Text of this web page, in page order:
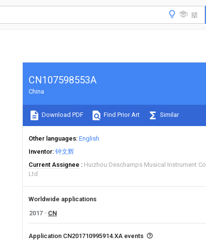
CN107598553A
China
Download PDF Find Prior Art Similar
Other languages English
Inventor 钟文辉
Current Assignee
Huizhou Deschamps Musical Instrument Co
Ltd
Worldwide applications
2017
CN
Application CN201710995914.XA events